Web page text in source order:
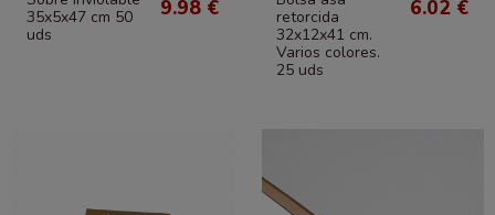
35x5x47 cm 50
uds
9.98 €
retorcida
32x12x41 cm.
Varios colores.
25 uds
6.02 €